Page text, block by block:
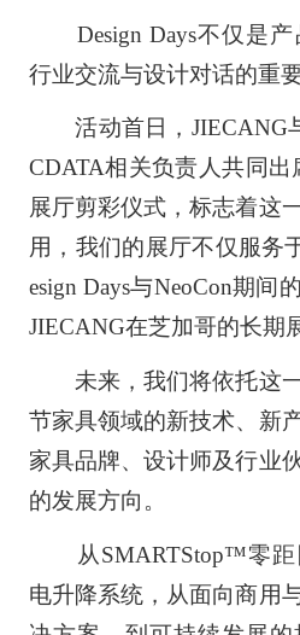
Design Days不仅是产
行业交流与设计对话的重要
活动首日，JIECANG
CDATA相关负责人共同出
展厅剪彩仪式，标志着这
用，我们的展厅不仅服务
esign Days与NeoCon期间
JIECANG在芝加哥的长期
未来，我们将依托这一
节家具领域的新技术、新
家具品牌、设计师及行业
的发展方向。
从SMARTStop™零距
电升降系统，从面向商用